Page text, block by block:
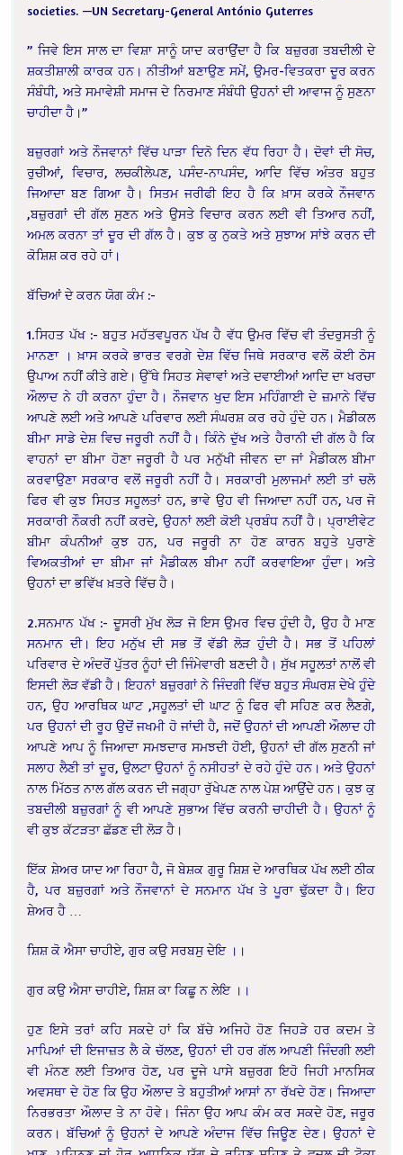
societies. —UN Secretary-General António Guterres
” ਜਿਵੇ ਇਸ ਸਾਲ ਦਾ ਵਿਸ਼ਾ ਸਾਨੂੰ ਯਾਦ ਕਰਾਉਂਦਾ ਹੈ ਕਿ ਬਜ਼ੁਰਗ ਤਬਦੀਲੀ ਦੇ
ਸ਼ਕਤੀਸ਼ਾਲੀ ਕਾਰਕ ਹਨ। ਨੀਤੀਆਂ ਬਣਾਉਣ ਸਮੇਂ, ਉਮਰ-ਵਿਤਕਰਾ ਦੂਰ ਕਰਨ
ਸੰਬੰਧੀ, ਅਤੇ ਸਮਾਵੇਸ਼ੀ ਸਮਾਜ ਦੇ ਨਿਰਮਾਣ ਸੰਬੰਧੀ ਉਹਨਾਂ ਦੀ ਆਵਾਜ ਨੂੰ ਸੁਣਨਾ
ਚਾਹੀਦਾ ਹੈ।”
ਬਜ਼ੁਰਗਾਂ ਅਤੇ ਨੌਜਵਾਨਾਂ ਵਿੱਚ ਪਾੜਾ ਦਿਨੋ ਦਿਨ ਵੱਧ ਰਿਹਾ ਹੈ। ਦੋਵਾਂ ਦੀ ਸੋਚ,
ਰੁਚੀਆਂ, ਵਿਚਾਰ, ਲਚਕੀਲੇਪਣ, ਪਸੰਦ-ਨਾਪਸੰਦ, ਆਦਿ ਵਿੱਚ ਅੰਤਰ ਬਹੁਤ
ਜਿਆਦਾ ਬਣ ਗਿਆ ਹੈ। ਸਿਤਮ ਜਰੀਫੀ ਇਹ ਹੈ ਕਿ ਖ਼ਾਸ ਕਰਕੇ ਨੌਜਵਾਨ
,ਬਜ਼ੁਰਗਾਂ ਦੀ ਗੱਲ ਸੁਣਨ ਅਤੇ ਉਸਤੇ ਵਿਚਾਰ ਕਰਨ ਲਈ ਵੀ ਤਿਆਰ ਨਹੀਂ,
ਅਮਲ ਕਰਨਾ ਤਾਂ ਦੂਰ ਦੀ ਗੱਲ ਹੈ। ਕੁਝ ਕੁ ਨੁਕਤੇ ਅਤੇ ਸੁਝਾਅ ਸਾਂਝੇ ਕਰਨ ਦੀ
ਕੋਸ਼ਿਸ਼ ਕਰ ਰਹੇ ਹਾਂ।
ਬੱਚਿਆਂ ਦੇ ਕਰਨ ਯੋਗ ਕੰਮ :-
1.ਸਿਹਤ ਪੱਖ :- ਬਹੁਤ ਮਹੱਤਵਪੂਰਨ ਪੱਖ ਹੈ ਵੱਧ ਉਮਰ ਵਿੱਚ ਵੀ ਤੰਦਰੁਸਤੀ ਨੂੰ
ਮਾਨਣਾ । ਖ਼ਾਸ ਕਰਕੇ ਭਾਰਤ ਵਰਗੇ ਦੇਸ਼ ਵਿੱਚ ਜਿਥੇ ਸਰਕਾਰ ਵਲੋਂ ਕੋਈ ਠੋਸ
ਉਪਾਅ ਨਹੀਂ ਕੀਤੇ ਗਏ। ਉੱਥੇ ਸਿਹਤ ਸੇਵਾਵਾਂ ਅਤੇ ਦਵਾਈਆਂ ਆਦਿ ਦਾ ਖਰਚਾ
ਔਲਾਦ ਨੇ ਹੀ ਕਰਨਾ ਹੁੰਦਾ ਹੈ। ਨੌਜਵਾਨ ਖੁਦ ਇਸ ਮਹਿੰਗਾਈ ਦੇ ਜ਼ਮਾਨੇ ਵਿੱਚ
ਆਪਣੇ ਲਈ ਅਤੇ ਆਪਣੇ ਪਰਿਵਾਰ ਲਈ ਸੰਘਰਸ਼ ਕਰ ਰਹੇ ਹੁੰਦੇ ਹਨ। ਮੈਡੀਕਲ
ਬੀਮਾ ਸਾਡੇ ਦੇਸ਼ ਵਿਚ ਜਰੂਰੀ ਨਹੀਂ ਹੈ। ਕਿੰਨੇ ਦੁੱਖ ਅਤੇ ਹੈਰਾਨੀ ਦੀ ਗੱਲ ਹੈ ਕਿ
ਵਾਹਨਾਂ ਦਾ ਬੀਮਾ ਹੋਣਾ ਜਰੂਰੀ ਹੈ ਪਰ ਮਨੁੱਖੀ ਜੀਵਨ ਦਾ ਜਾਂ ਮੈਡੀਕਲ ਬੀਮਾ
ਕਰਵਾਉਣਾ ਸਰਕਾਰ ਵਲੋਂ ਜਰੂਰੀ ਨਹੀਂ ਹੈ। ਸਰਕਾਰੀ ਮੁਲਾਜਮਾਂ ਲਈ ਤਾਂ ਚਲੋ
ਫਿਰ ਵੀ ਕੁਝ ਸਿਹਤ ਸਹੂਲਤਾਂ ਹਨ, ਭਾਵੇ ਉਹ ਵੀ ਜਿਆਦਾ ਨਹੀਂ ਹਨ, ਪਰ ਜੋ
ਸਰਕਾਰੀ ਨੌਕਰੀ ਨਹੀਂ ਕਰਦੇ, ਉਹਨਾਂ ਲਈ ਕੋਈ ਪ੍ਰਬੰਧ ਨਹੀਂ ਹੈ। ਪ੍ਰਾਈਵੇਟ
ਬੀਮਾ ਕੰਪਨੀਆਂ ਕੁਝ ਹਨ, ਪਰ ਜਰੂਰੀ ਨਾ ਹੋਣ ਕਾਰਨ ਬਹੁਤੇ ਪੁਰਾਣੇ
ਵਿਅਕਤੀਆਂ ਦਾ ਬੀਮਾ ਜਾਂ ਮੈਡੀਕਲ ਬੀਮਾ ਨਹੀਂ ਕਰਵਾਇਆ ਹੁੰਦਾ। ਅਤੇ
ਉਹਨਾਂ ਦਾ ਭਵਿੱਖ ਖ਼ਤਰੇ ਵਿੱਚ ਹੈ।
2.ਸਨਮਾਨ ਪੱਖ :- ਦੂਸਰੀ ਮੁੱਖ ਲੋੜ ਜੋ ਇਸ ਉਮਰ ਵਿਚ ਹੁੰਦੀ ਹੈ, ਉਹ ਹੈ ਮਾਣ
ਸਨਮਾਨ ਦੀ। ਇਹ ਮਨੁੱਖ ਦੀ ਸਭ ਤੋਂ ਵੱਡੀ ਲੋੜ ਹੁੰਦੀ ਹੈ। ਸਭ ਤੋਂ ਪਹਿਲਾਂ
ਪਰਿਵਾਰ ਦੇ ਅੰਦਰੋਂ ਪੁੱਤਰ ਨੂੰਹਾਂ ਦੀ ਜਿੰਮੇਵਾਰੀ ਬਣਦੀ ਹੈ। ਸੁੱਖ ਸਹੂਲਤਾਂ ਨਾਲੋਂ ਵੀ
ਇਸਦੀ ਲੋੜ ਵੱਡੀ ਹੈ। ਇਹਨਾਂ ਬਜ਼ੁਰਗਾਂ ਨੇ ਜਿੰਦਗੀ ਵਿੱਚ ਬਹੁਤ ਸੰਘਰਸ਼ ਦੇਖੇ ਹੁੰਦੇ
ਹਨ, ਉਹ ਆਰਥਿਕ ਘਾਟ ,ਸਹੂਲਤਾਂ ਦੀ ਘਾਟ ਨੂੰ ਫਿਰ ਵੀ ਸਹਿਣ ਕਰ ਲੈਣਗੇ,
ਪਰ ਉਹਨਾਂ ਦੀ ਰੂਹ ਉਦੋਂ ਜਖਮੀ ਹੋ ਜਾਂਦੀ ਹੈ, ਜਦੋਂ ਉਹਨਾਂ ਦੀ ਆਪਣੀ ਔਲਾਦ ਹੀ
ਆਪਣੇ ਆਪ ਨੂੰ ਜਿਆਦਾ ਸਮਝਦਾਰ ਸਮਝਦੀ ਹੋਈ, ਉਹਨਾਂ ਦੀ ਗੱਲ ਸੁਣਨੀ ਜਾਂ
ਸਲਾਹ ਲੈਣੀ ਤਾਂ ਦੂਰ, ਉਲਟਾ ਉਹਨਾਂ ਨੂੰ ਨਸੀਹਤਾਂ ਦੇ ਰਹੇ ਹੁੰਦੇ ਹਨ। ਅਤੇ ਉਹਨਾਂ
ਨਾਲ ਮਿੱਠਤ ਨਾਲ ਗੱਲ ਕਰਨ ਦੀ ਜਗ੍ਹਾ ਰੁੱਖੇਪਣ ਨਾਲ ਪੇਸ਼ ਆਉਂਦੇ ਹਨ। ਕੁਝ ਕੁ
ਤਬਦੀਲੀ ਬਜ਼ੁਰਗਾਂ ਨੂੰ ਵੀ ਆਪਣੇ ਸੁਭਾਅ ਵਿੱਚ ਕਰਨੀ ਚਾਹੀਦੀ ਹੈ। ਉਹਨਾਂ ਨੂੰ
ਵੀ ਕੁਝ ਕੱਟੜਤਾ ਛੱਡਣ ਦੀ ਲੋੜ ਹੈ।
ਇੱਕ ਸ਼ੇਅਰ ਯਾਦ ਆ ਰਿਹਾ ਹੈ, ਜੋ ਬੇਸ਼ਕ ਗੁਰੂ ਸ਼ਿਸ਼ ਦੇ ਆਰਥਿਕ ਪੱਖ ਲਈ ਠੀਕ
ਹੈ, ਪਰ ਬਜ਼ੁਰਗਾਂ ਅਤੇ ਨੌਜਵਾਨਾਂ ਦੇ ਸਨਮਾਨ ਪੱਖ ਤੇ ਪੂਰਾ ਢੁੱਕਦਾ ਹੈ। ਇਹ
ਸ਼ੇਅਰ ਹੈ …
ਸ਼ਿਸ਼ ਕੋ ਐਸਾ ਚਾਹੀਏ, ਗੁਰ ਕਉ ਸਰਬਸੁ ਦੇਇ ।।
ਗੁਰ ਕਉ ਐਸਾ ਚਾਹੀਏ, ਸ਼ਿਸ਼ ਕਾ ਕਿਛੂ ਨ ਲੇਇ ।।
ਹੁਣ ਇਸੇ ਤਰਾਂ ਕਹਿ ਸਕਦੇ ਹਾਂ ਕਿ ਬੱਚੇ ਅਜਿਹੇ ਹੋਣ ਜਿਹੜੇ ਹਰ ਕਦਮ ਤੇ
ਮਾਪਿਆਂ ਦੀ ਇਜਾਜ਼ਤ ਲੈ ਕੇ ਚੱਲਣ, ਉਹਨਾਂ ਦੀ ਹਰ ਗੱਲ ਆਪਣੀ ਜਿੰਦਗੀ ਲਈ
ਵੀ ਮੰਨਣ ਲਈ ਤਿਆਰ ਹੋਣ, ਪਰ ਦੂਜੇ ਪਾਸੇ ਬਜ਼ੁਰਗ ਇਹੋ ਜਿਹੀ ਮਾਨਸਿਕ
ਅਵਸਥਾ ਦੇ ਹੋਣ ਕਿ ਉਹ ਔਲਾਦ ਤੇ ਬਹੁਤੀਆਂ ਆਸਾਂ ਨਾ ਰੱਖਦੇ ਹੋਣ। ਜਿਆਦਾ
ਨਿਰਭਰਤਾ ਔਲਾਦ ਤੇ ਨਾ ਹੋਵੇ। ਜਿੰਨਾ ਉਹ ਆਪ ਕੰਮ ਕਰ ਸਕਦੇ ਹੋਣ, ਜਰੂਰ
ਕਰਨ। ਬੱਚਿਆਂ ਨੂੰ ਉਹਨਾਂ ਦੇ ਆਪਣੇ ਅੰਦਾਜ ਵਿੱਚ ਜਿਊਣ ਦੇਣ। ਉਹਨਾਂ ਦੇ